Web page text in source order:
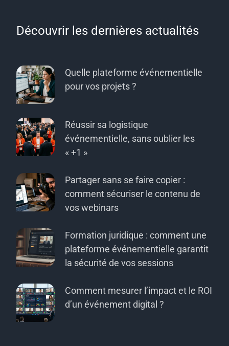
Découvrir les dernières actualités
Quelle plateforme événementielle
pour vos projets ?
Réussir sa logistique
événementielle, sans oublier les
« +1 »
Partager sans se faire copier :
comment sécuriser le contenu de
vos webinars
Formation juridique : comment une
plateforme événementielle garantit
la sécurité de vos sessions
Comment mesurer l’impact et le ROI
d’un événement digital ?